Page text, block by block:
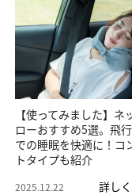
【使ってみました】ネ
ローおすすめ5選。飛
での睡眠を快適に！コ
トタイプも紹介
2025.12.22 詳しく